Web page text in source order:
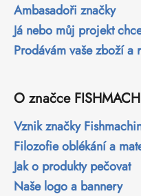
Ambasadoři značky
Já nebo můj projekt
Prodávám vaše zboží
O značce
Vznik značky
Filozofie oblékání a
Jak o produkty pečovat
Naše logo a bannery